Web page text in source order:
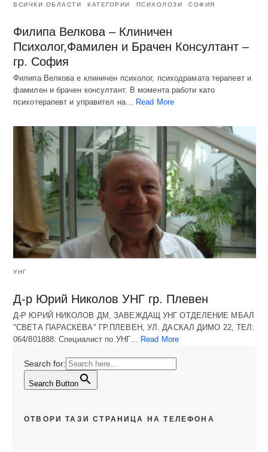
ВСИЧКИ ОБЛАСТИ КАТЕГОРИИ ПСИХОЛОЗИ СОФИЯ
Филипа Велкова – Клиничен
Психолог,Фамилен и Брачен Консултант –
гр. София
Филипа Велкова е клиничен психолог, психодрамата терапевт и
фамилен и брачен консултант. В момента работи като
психотерапевт и управител на…
Read More
УНГ
Д-р Юрий Николов УНГ гр. Плевен
Д-Р ЮРИЙ НИКОЛОВ ДМ, ЗАВЕЖДАЩ УНГ ОТДЕЛЕНИЕ МБАЛ
"СВЕТА ПАРАСКЕВА" ГР.ПЛЕВЕН, УЛ. ДАСКАЛ ДИМО 22, ТЕЛ:
064/801888: Специалист по УНГ… Read More
Search for:
Search Button
ОТВОРИ ТАЗИ СТРАНИЦА НА ТЕЛЕФОНА